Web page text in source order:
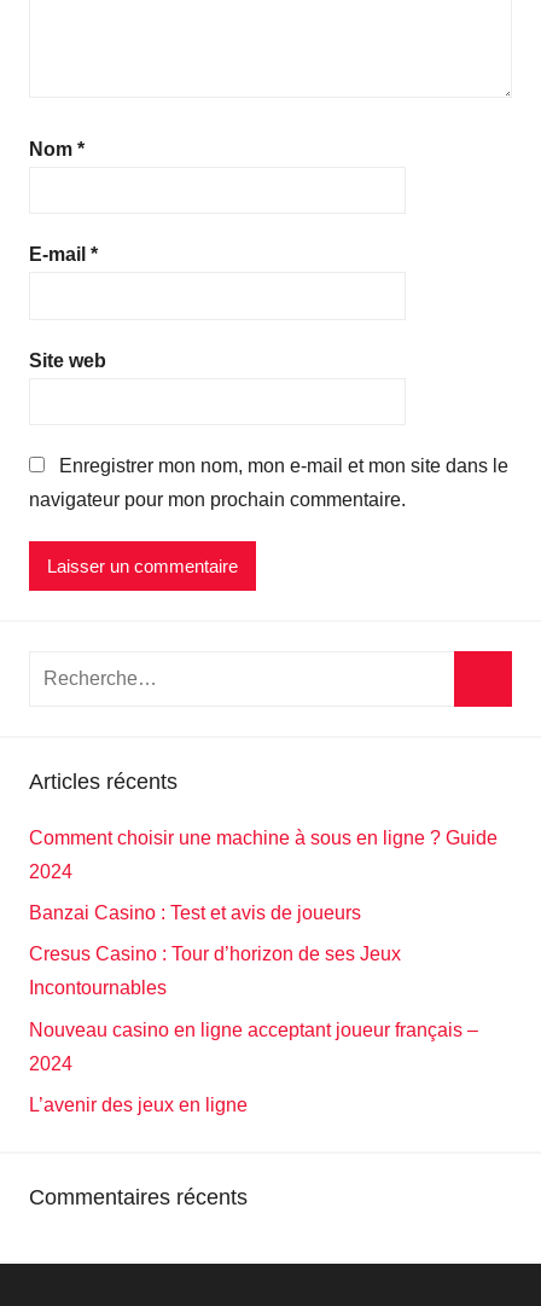
Nom *
E-mail *
Site web
Enregistrer mon nom, mon e-mail et mon site dans le
navigateur pour mon prochain commentaire.
Recherche
Articles récents
Comment choisir une machine à sous en ligne ? Guide
2024
Banzai Casino : Test et avis de joueurs
Cresus Casino : Tour d’horizon de ses Jeux
Incontournables
Nouveau casino en ligne acceptant joueur français –
2024
L’avenir des jeux en ligne
Commentaires récents